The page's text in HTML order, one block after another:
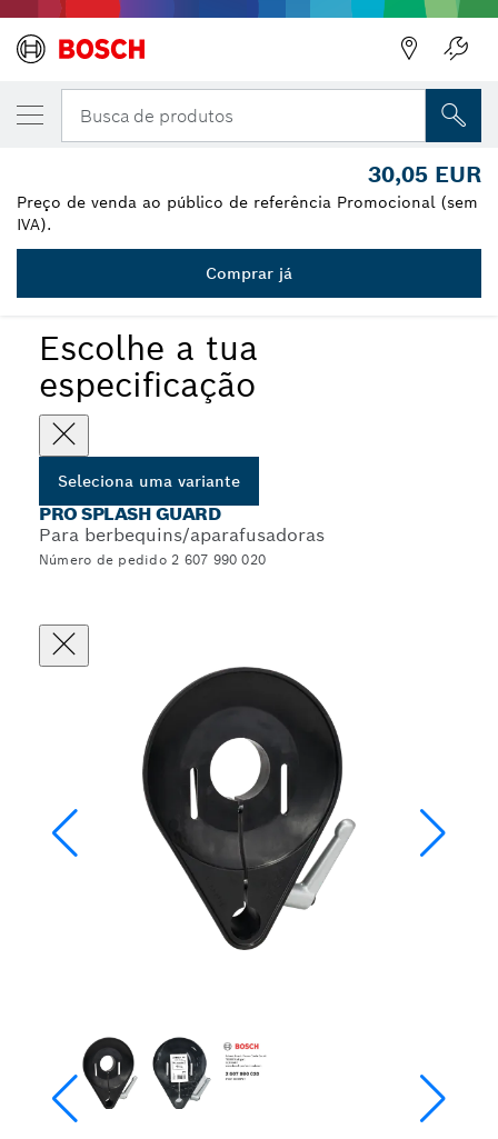
Busca de produtos
PRO
Escolhe a tua
especificação
Seleciona uma variante
PRO SPLASH GUARD
Para berbequins/aparafusadoras
Número de pedido 2 607 990 020
A VARIANTE QUE SELECIONASTE
PRO Splash Guard, Universal
2 607 990 020
30,05 EUR
Preço de venda ao público de referência Promocional (sem
IVA).
Comprar já